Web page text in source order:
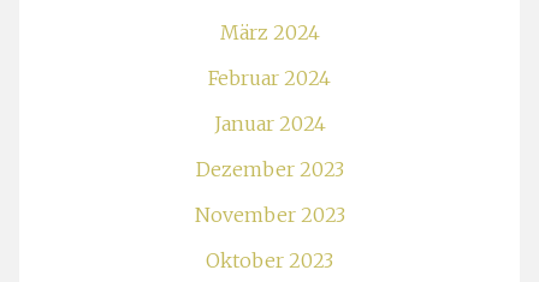
März 2024
Februar 2024
Januar 2024
Dezember 2023
November 2023
Oktober 2023